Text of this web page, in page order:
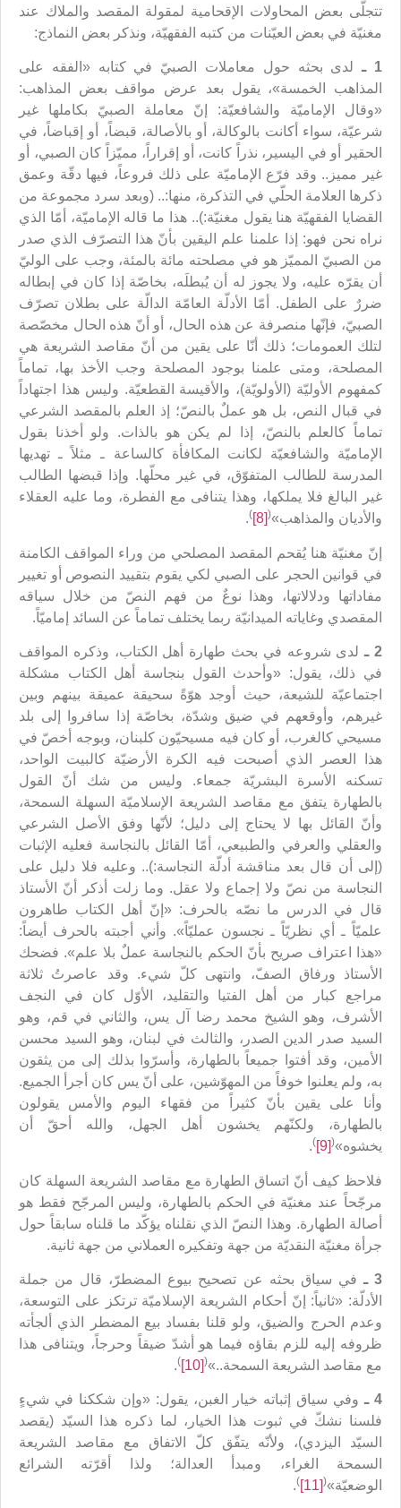
تتجلّى بعض المحاولات الإقحامية لمقولة المقصد والملاك عند
مغنيّة في بعض العيّنات من كتبه الفقهيّة، ونذكر بعض النماذج:
1 ـ
لدى بحثه حول معاملات الصبيّ في كتابه «الفقه على
المذاهب الخمسة»، يقول بعد عرض مواقف بعض المذاهب:
«وقال الإماميّة والشافعيّة: إنّ معاملة الصبيّ بكاملها غير
شرعيّة، سواء أكانت بالوكالة، أو بالأصالة، قبضاً، أو إقباضاً، في
الحقير أو في اليسير، نذراً كانت، أو إقراراً، مميّزاً كان الصبي، أو
غير مميز.. وقد فرّع الإماميّة على ذلك فروعاً، فيها دقّة وعمق
ذكرها العلامة الحلّي في التذكرة، منها:.. (وبعد سرد مجموعة من
القضايا الفقهيّة هنا يقول مغنيّة:).. هذا ما قاله الإماميّة، أمّا الذي
نراه نحن فهو: إذا علمنا علم اليقين بأنّ هذا التصرّف الذي صدر
من الصبيّ المميّز هو في مصلحته مائة بالمئة، وجب على الوليّ
أن يقرّه عليه، ولا يجوز له أن يُبطلَه، بخاصّة إذا كان في إبطاله
ضررٌ على الطفل. أمّا الأدلّة العامّة الدالّة على بطلان تصرّف
الصبيّ، فإنّها منصرفة عن هذه الحال، أو أنّ هذه الحال مخصّصة
لتلك العمومات؛ ذلك أنّا على يقين من أنّ مقاصد الشريعة هي
المصلحة، ومتى علمنا بوجود المصلحة وجب الأخذ بها، تماماً
كمفهوم الأوليّة (الأولويّة)، والأقيسة القطعيّة. وليس هذا اجتهاداً
في قبال النص، بل هو عملٌ بالنصّ؛ إذ العلم بالمقصد الشرعي
تماماً كالعلم بالنصّ، إذا لم يكن هو بالذات. ولو أخذنا بقول
الإماميّة والشافعيّة لكانت المكافأة كالساعة ـ مثلاً ـ تهديها
المدرسة للطالب المتفوّق، في غير محلّها. وإذا قبضها الطالب
غير البالغ فلا يملكها، وهذا يتنافى مع الفطرة، وما عليه العقلاء
والأديان والمذاهب»(
[8]
)
.
إنّ مغنيّة هنا يُقحم المقصد المصلحي من وراء المواقف الكامنة
في قوانين الحجر على الصبي لكي يقوم بتقييد النصوص أو تغيير
مفاداتها ودلالاتها، وهذا نوعٌ من فهم النصّ من خلال سياقه
المقصدي وغاياته الميدانيّة ربما يختلف تماماً عن السائد إماميّاً.
2 ـ
لدى شروعه في بحث طهارة أهل الكتاب، وذكره المواقف
في ذلك، يقول: «وأحدث القول بنجاسة أهل الكتاب مشكلة
اجتماعيّة للشيعة، حيث أوجد هوّةً سحيقة عميقة بينهم وبين
غيرهم، وأوقعهم في ضيق وشدّة، بخاصّة إذا سافروا إلى بلد
مسيحي كالغرب، أو كان فيه مسيحيّون كلبنان، وبوجه أخصّ في
هذا العصر الذي أصبحت فيه الكرة الأرضيّة كالبيت الواحد،
تسكنه الأسرة البشريّة جمعاء. وليس من شك أنّ القول
بالطهارة يتفق مع مقاصد الشريعة الإسلاميّة السهلة السمحة،
وأنّ القائل بها لا يحتاج إلى دليل؛ لأنّها وفق الأصل الشرعي
والعقلي والعرفي والطبيعي، أمّا القائل بالنجاسة فعليه الإثبات
(إلى أن قال بعد مناقشة أدلّة النجاسة:).. وعليه فلا دليل على
النجاسة من نصّ ولا إجماع ولا عقل. وما زلت أذكر أنّ الأستاذ
قال في الدرس ما نصّه بالحرف: «إنّ أهل الكتاب طاهرون
علميّاً ـ أي نظريّاً ـ نجسون عمليّاً». وأني أجبته بالحرف أيضاً:
«هذا اعتراف صريح بأنّ الحكم بالنجاسة عملٌ بلا علم». فضحك
الأستاذ ورفاق الصفّ، وانتهى كلّ شيء. وقد عاصرتُ ثلاثة
مراجع كبار من أهل الفتيا والتقليد، الأوّل كان في النجف
الأشرف، وهو الشيخ محمد رضا آل يس، والثاني في قم، وهو
السيد صدر الدين الصدر، والثالث في لبنان، وهو السيد محسن
الأمين، وقد أفتوا جميعاً بالطهارة، وأسرّوا بذلك إلى من يثقون
به، ولم يعلنوا خوفاً من المهوّشين، على أنّ يس كان أجرأ الجميع.
وأنا على يقين بأنّ كثيراً من فقهاء اليوم والأمس يقولون
بالطهارة، ولكنّهم يخشون أهل الجهل، والله أحقّ أن
يخشوه»(
[9]
)
.
فلاحظ كيف أنّ اتساق الطهارة مع مقاصد الشريعة السهلة كان
مرجّحاً عند مغنيّة في الحكم بالطهارة، وليس المرجّح فقط هو
أصالة الطهارة. وهذا النصّ الذي نقلناه يؤكّد ما قلناه سابقاً حول
جرأة مغنيّة النقديّة من جهة وتفكيره العملاني من جهة ثانية.
3 ـ
في سياق بحثه عن تصحيح بيوع المضطرّ، قال من جملة
الأدلّة: «ثانياً: إنّ أحكام الشريعة الإسلاميّة ترتكز على التوسعة،
وعدم الحرج والضيق، ولو قلنا بفساد بيع المضطر الذي ألجأته
ظروفه إليه للزم بقاؤه فيما هو أشدّ ضيقاً وحرجاً، ويتنافى هذا
مع مقاصد الشريعة السمحة..»(
[10]
)
.
4 ـ
وفي سياق إثباته خيار الغبن، يقول: «وإن شككنا في شيءٍ
فلسنا نشكّ في ثبوت هذا الخيار، لما ذكره هذا السيّد (يقصد
السيّد اليزدي)، ولأنّه يتفّق كلّ الاتفاق مع مقاصد الشريعة
السمحة الغراء، ومبدأ العدالة؛ ولذا أقرّته الشرائع
الوضعيّة»(
[11]
)
.